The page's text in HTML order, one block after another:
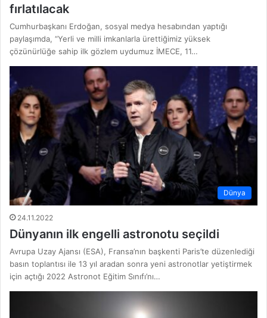
fırlatılacak
Cumhurbaşkanı Erdoğan, sosyal medya hesabından yaptığı
paylaşımda, “Yerli ve milli imkanlarla ürettiğimiz yüksek
çözünürlüğe sahip ilk gözlem uydumuz İMECE, 11…
Dünya
24.11.2022
Dünyanın ilk engelli astronotu seçildi
Avrupa Uzay Ajansı (ESA), Fransa’nın başkenti Paris’te düzenlediği
basın toplantısı ile 13 yıl aradan sonra yeni astronotlar yetiştirmek
için açtığı 2022 Astronot Eğitim Sınıfı’nı…